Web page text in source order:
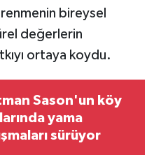
bireysel
değerlerin
ortaya koydu.
Sason'un köy
yama
sürüyor